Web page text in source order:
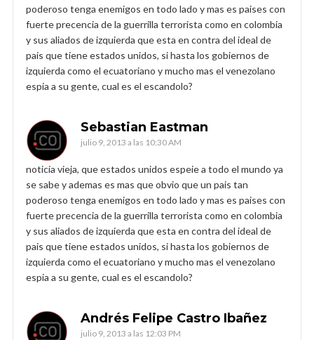
poderoso tenga enemigos en todo lado y mas es paises con
fuerte precencia de la guerrilla terrorista como en colombia
y sus aliados de izquierda que esta en contra del ideal de
pais que tiene estados unidos, si hasta los gobiernos de
izquierda como el ecuatoriano y mucho mas el venezolano
espia a su gente, cual es el escandolo?
Sebastian Eastman
julio 9, 2013 a las 10:30 AM
noticia vieja, que estados unidos espeie a todo el mundo ya
se sabe y ademas es mas que obvio que un pais tan
poderoso tenga enemigos en todo lado y mas es paises con
fuerte precencia de la guerrilla terrorista como en colombia
y sus aliados de izquierda que esta en contra del ideal de
pais que tiene estados unidos, si hasta los gobiernos de
izquierda como el ecuatoriano y mucho mas el venezolano
espia a su gente, cual es el escandolo?
Andrés Felipe Castro Ibañez
julio 9, 2013 a las 12:03 PM